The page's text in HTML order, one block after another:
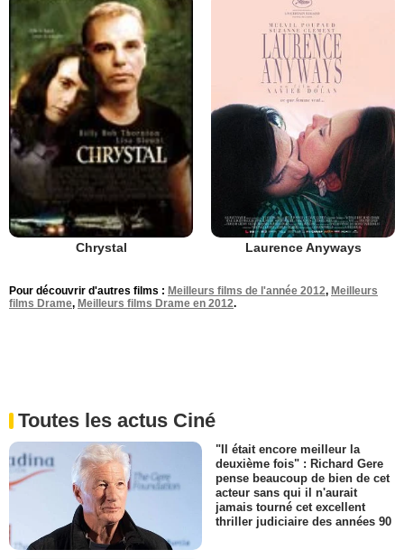
Chrystal Laurence Anyways
Pour découvrir d'autres films : Meilleurs films de l'année 2012, Meilleurs
films Drame, Meilleurs films Drame en 2012.
Toutes les actus Ciné
"Il était encore meilleur la
deuxième fois" : Richard Gere
pense beaucoup de bien de cet
acteur sans qui il n'aurait
jamais tourné cet excellent
thriller judiciaire des années 90